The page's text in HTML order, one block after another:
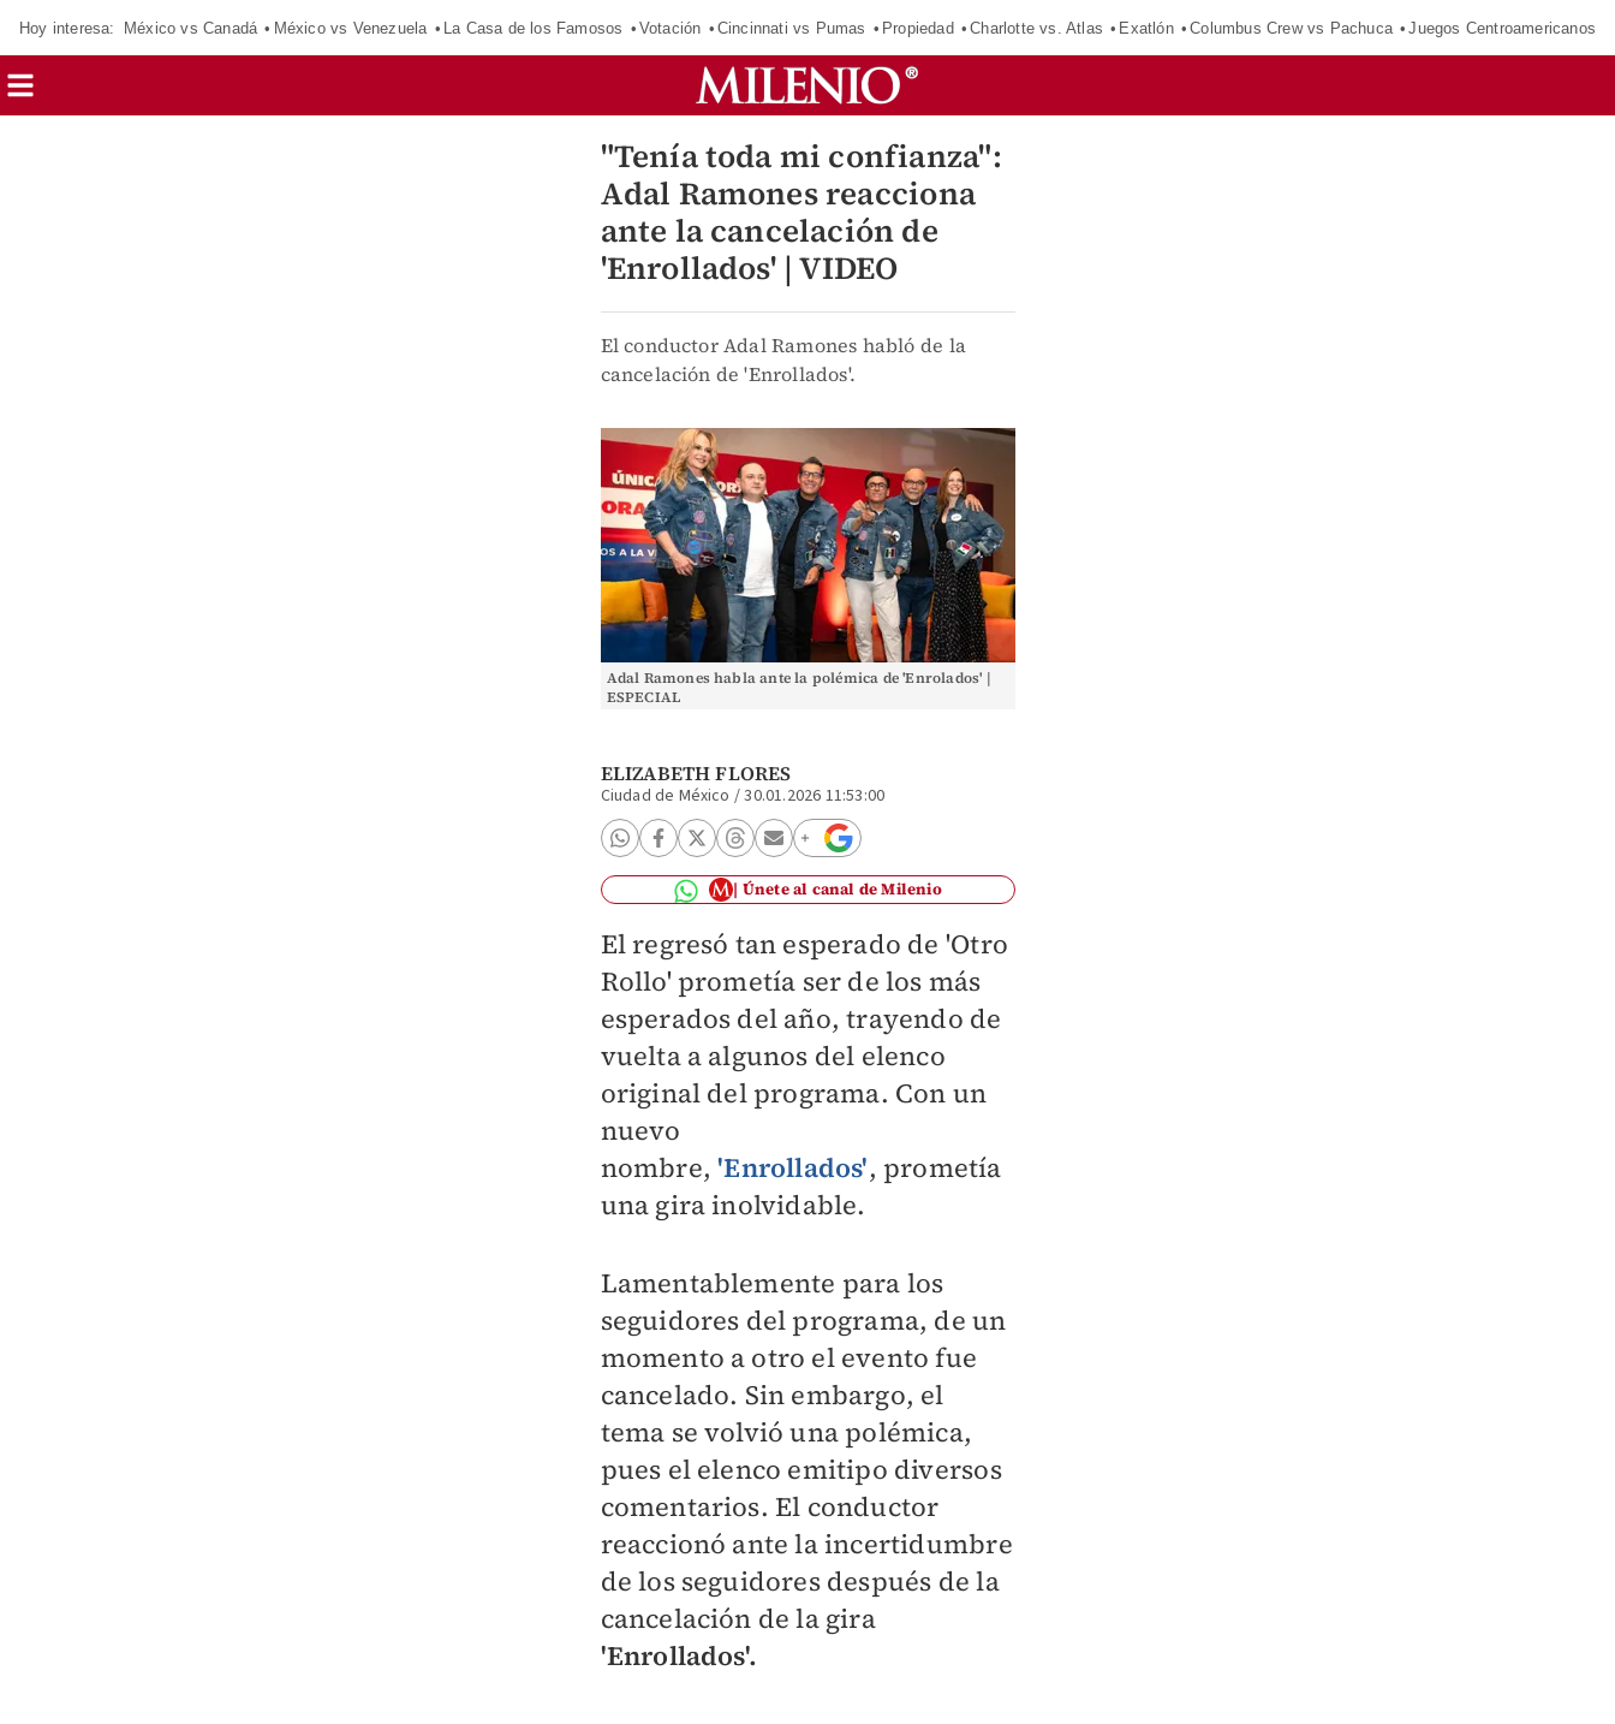
Hoy interesa: México vs Canadá México vs Venezuela La Casa de los Famosos Votación Cincinnati vs Pumas Propiedad Charlotte vs. Atlas Exatlón Columbus Crew vs Pachuca Juegos Centroamericanos
"Tenía toda mi confianza":
Adal Ramones reacciona
ante la cancelación de
'Enrollados' | VIDEO
El conductor Adal Ramones habló de la
cancelación de 'Enrollados'.
Adal Ramones habla ante la polémica de 'Enrolados' |
ESPECIAL
ELIZABETH FLORES
Ciudad de México /30.01.2026 11:53:00
Únete al canal de Milenio
El regresó tan esperado de 'Otro
Rollo' prometía ser de los más
esperados del año, trayendo de
vuelta a algunos del elenco
original del programa. Con un
nuevo
nombre, 'Enrollados', prometía
una gira inolvidable.
Lamentablemente para los
seguidores del programa, de un
momento a otro el evento fue
cancelado. Sin embargo, el
tema se volvió una polémica,
pues el elenco emitipo diversos
comentarios. El conductor
reaccionó ante la incertidumbre
de los seguidores después de la
cancelación de la gira
'Enrollados'.